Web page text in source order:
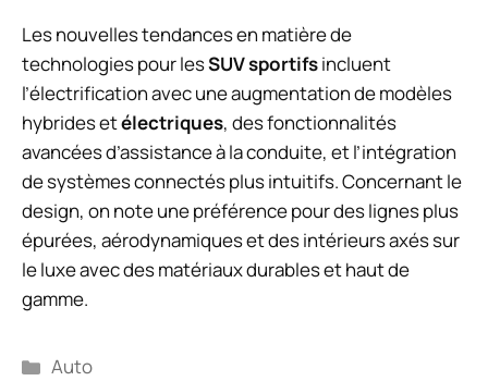
Les nouvelles tendances en matière de
technologies pour lesSUV sportifsincluent
l’électrification avec une augmentation de modèles
hybrides etélectriques, des fonctionnalités
avancées d’assistance à la conduite, et l’intégration
de systèmes connectés plus intuitifs. Concernant le
design, on note une préférence pour des lignes plus
épurées, aérodynamiques et des intérieurs axés sur
le luxe avec des matériaux durables et haut de
gamme.
Catégories
Auto